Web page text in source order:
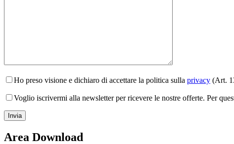
Ho preso visione e dichiaro di accettare la politica sulla privacy (Art.
Voglio iscrivermi alla newsletter per ricevere le nostre offerte. Per
Area Download